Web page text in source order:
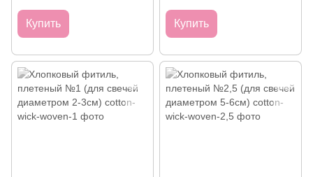
Купить Купить